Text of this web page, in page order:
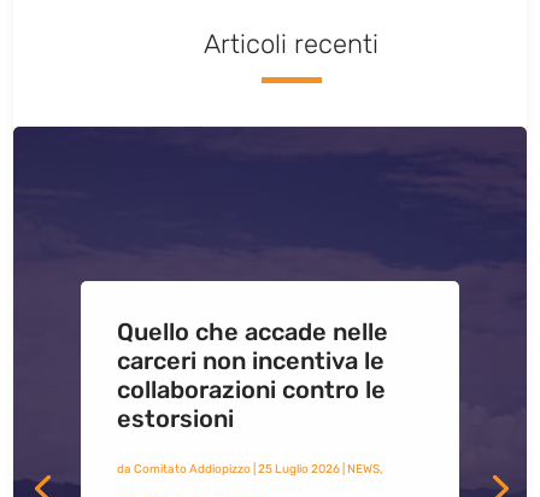
Articoli recenti
Quello che accade nelle
carceri non incentiva le
collaborazioni contro le
estorsioni
da Comitato Addiopizzo| 25 Luglio 2026| NEWS,